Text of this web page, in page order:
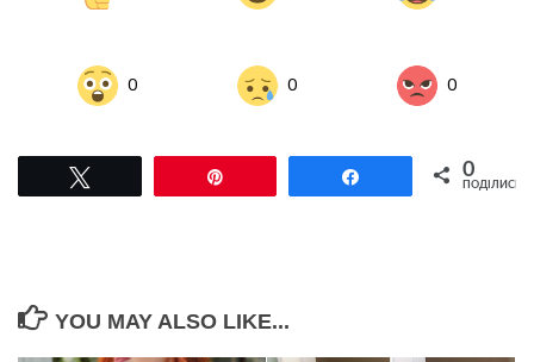
0 0 0
Поділитися0
ПОДІЛИСЬ
YOU MAY ALSO LIKE...